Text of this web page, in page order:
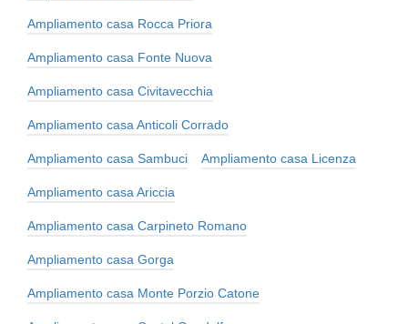
Ampliamento casa Rocca Priora
Ampliamento casa Fonte Nuova
Ampliamento casa Civitavecchia
Ampliamento casa Anticoli Corrado
Ampliamento casa Sambuci Ampliamento casa Licenza
Ampliamento casa Ariccia
Ampliamento casa Carpineto Romano
Ampliamento casa Gorga
Ampliamento casa Monte Porzio Catone